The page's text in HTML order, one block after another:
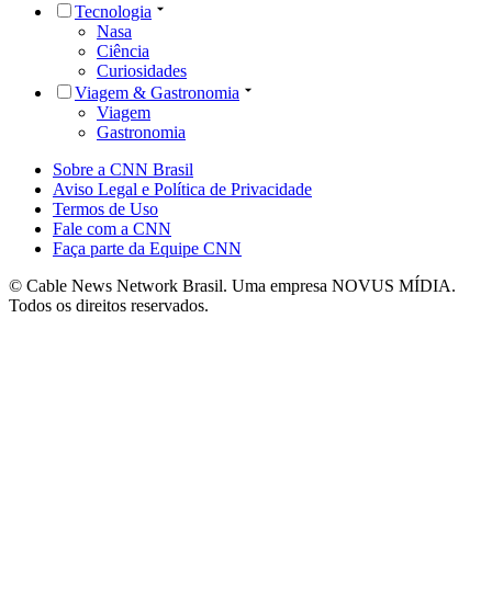
Tecnologia
Nasa
Ciência
Curiosidades
Viagem & Gastronomia
Viagem
Gastronomia
Sobre a CNN Brasil
Aviso Legal e Política de Privacidade
Termos de Uso
Fale com a CNN
Faça parte da Equipe CNN
© Cable News Network Brasil. Uma empresa NOVUS MÍDIA.
Todos os direitos reservados.